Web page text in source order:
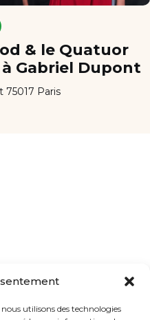
utilisons des technologies
& le Quatuor
Gabriel Dupont
75017 Paris